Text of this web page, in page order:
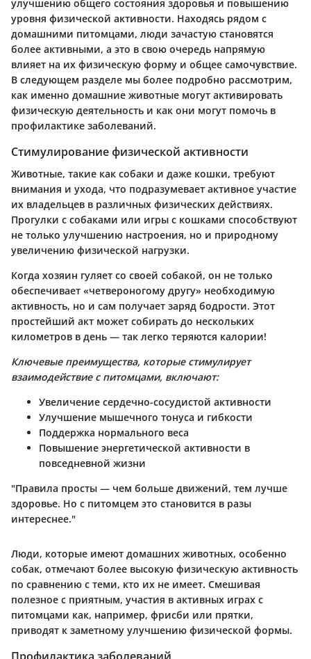
улучшению общего состояния здоровья и повышению
уровня физической активности. Находясь рядом с
домашними питомцами, люди зачастую становятся
более активными, а это в свою очередь напрямую
влияет на их физическую форму и общее самочувствие.
В следующем разделе мы более подробно рассмотрим,
как именно домашние животные могут активировать
физическую деятельность и как они могут помочь в
профилактике заболеваний.
Стимулирование физической активности
Животные, такие как собаки и даже кошки, требуют
внимания и ухода, что подразумевает активное участие
их владельцев в различных физических действиях.
Прогулки с собаками или игры с кошками способствуют
не только улучшению настроения, но и природному
увеличению физической нагрузки.
Когда хозяин гуляет со своей собакой, он не только
обеспечивает «четвероногому другу» необходимую
активность, но и сам получает заряд бодрости. Этот
простейший акт может собирать до нескольких
километров в день — так легко теряются калории!
Ключевые преимущества, которые стимулирует
взаимодействие с питомцами, включают:
Увеличение сердечно-сосудистой активности
Улучшение мышечного тонуса и гибкости
Поддержка нормального веса
Повышение энергетической активности в
повседневной жизни
"Правила просты — чем больше движений, тем лучше
здоровье. Но с питомцем это становится в разы
интереснее."
Люди, которые имеют домашних животных, особенно
собак, отмечают более высокую физическую активность
по сравнению с теми, кто их не имеет. Смешивая
полезное с приятным, участия в активных играх с
питомцами как, например, фрисби или прятки,
приводят к заметному улучшению физической формы.